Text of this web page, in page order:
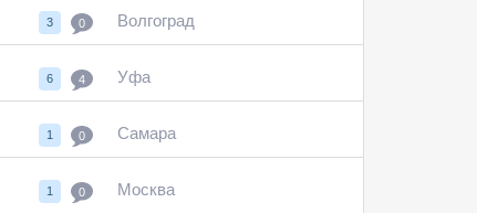
3 0 Волгоград
6 4 Уфа
1 0 Самара
1 0 Москва